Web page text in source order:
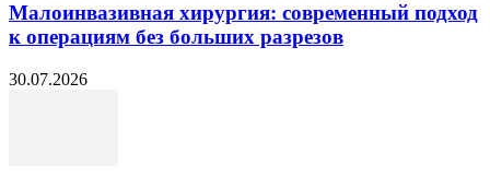
Малоинвазивная хирургия: современный подход
к операциям без больших разрезов
30.07.2026